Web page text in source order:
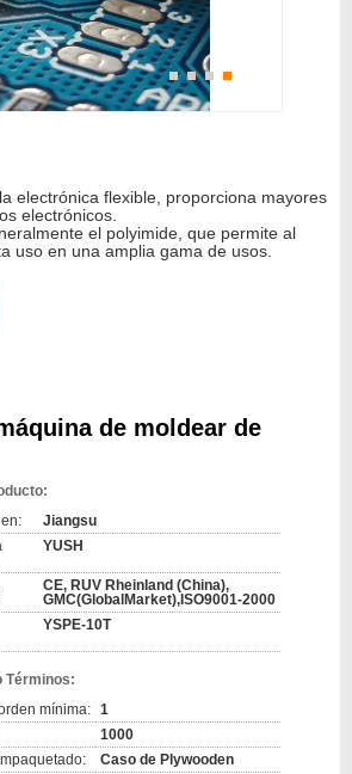
electrónica flexible, proporciona mayores
electrónicos.
el polyimide, que permite al
uso en una amplia gama de usos.
de moldear de
Jiangsu
YUSH
CE, RUV Rheinland (China),
GMC(GlobalMarket),ISO9001-2000
YSPE-10T
Términos:
mínima: 1
1000
Caso de Plywooden